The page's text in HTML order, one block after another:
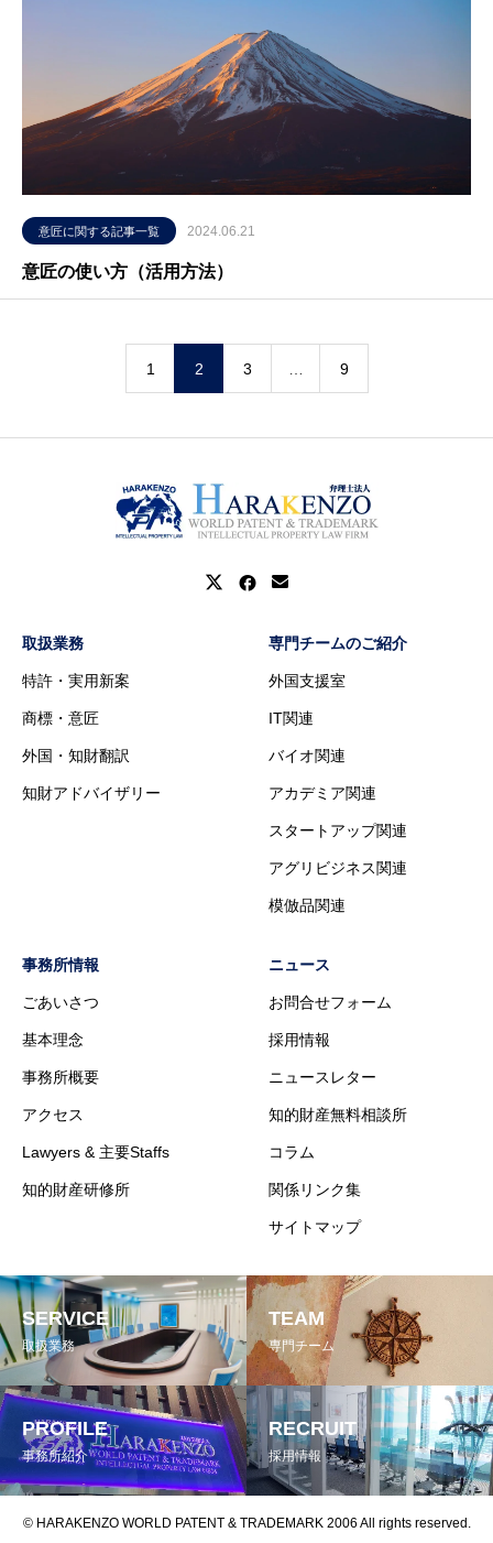
意匠に関する記事一覧 2024.06.21
意匠の使い方（活用方法）
1 2 3 9
取扱業務
特許・実用新案
商標・意匠
外国・知財翻訳
知財アドバイザリー
専門チームのご紹介
外国支援室
IT関連
バイオ関連
アカデミア関連
スタートアップ関連
アグリビジネス関連
模倣品関連
事務所情報
ごあいさつ
基本理念
事務所概要
アクセス
Lawyers & 主要Staffs
知的財産研修所
ニュース
お問合せフォーム
採用情報
ニュースレター
知的財産無料相談所
コラム
関係リンク集
サイトマップ
SERVICE
取扱業務
TEAM
専門チーム
PROFILE
事務所紹介
RECRUIT
採用情報
© HARAKENZO WORLD PATENT & TRADEMARK 2006 All rights reserved.